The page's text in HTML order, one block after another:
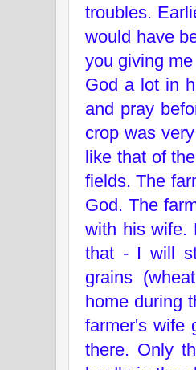
troubles.
would have
you giving
God a lot in
and pray
crop was
like that of
fields. The
God. The
with his wife.
that - I will
grains
home during
farmer's wife
there. Only